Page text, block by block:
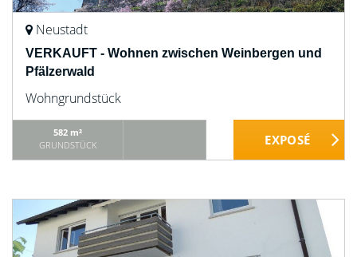
Neustadt
VERKAUFT - Wohnen zwischen Weinbergen und
Pfälzerwald
Wohngrundstück
582 m²
GRUNDSTÜCK